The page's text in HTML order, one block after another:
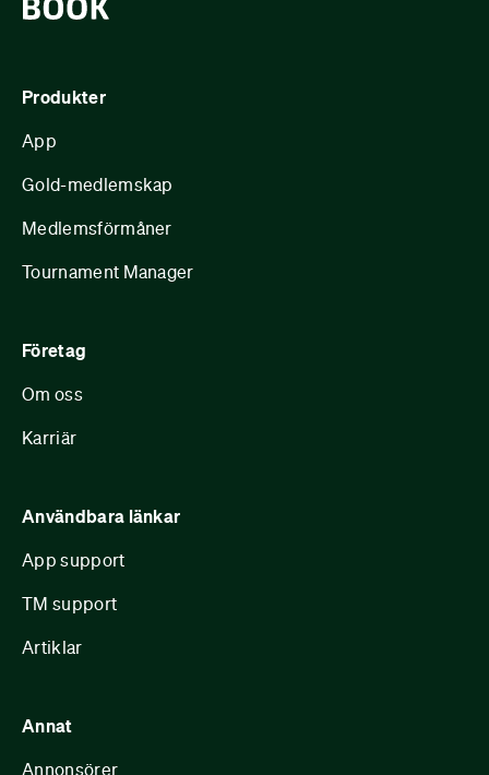
Produkter
App
Gold-medlemskap
Medlemsförmåner
Tournament Manager
Företag
Om oss
Karriär
Användbara länkar
App support
TM support
Artiklar
Annat
Annonsörer